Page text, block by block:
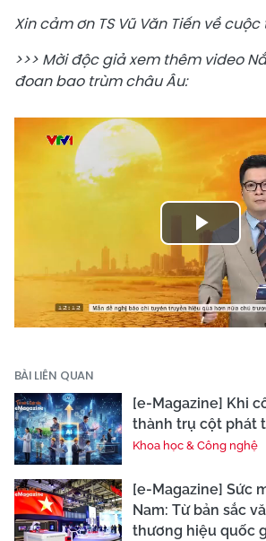
Xin cảm ơn TS Vũ Văn Tiến về
>>> Mời độc giả xem thêm video
đoan bao trùm châu Âu:
Play
BÀI LIÊN QUAN
[e-Magazine] Khi
thành trụ cột phát
Khoa học & Công nghệ
[e-Magazine] Sức
Nam: Từ bản sắc
thương hiệu quốc